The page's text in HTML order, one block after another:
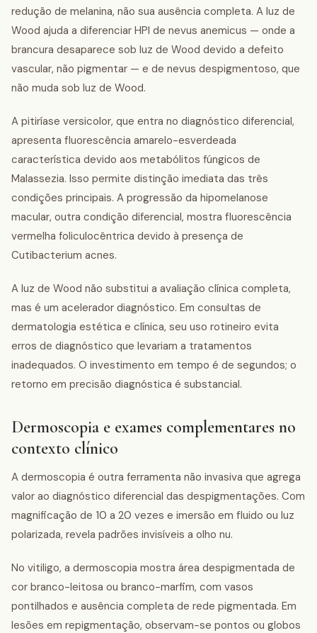
redução de melanina, não sua ausência completa. A luz de
Wood ajuda a diferenciar HPI de nevus anemicus — onde a
brancura desaparece sob luz de Wood devido a defeito
vascular, não pigmentar — e de nevus despigmentoso, que
não muda sob luz de Wood.
A pitiríase versicolor, que entra no diagnóstico diferencial,
apresenta fluorescência amarelo-esverdeada
característica devido aos metabólitos fúngicos de
Malassezia. Isso permite distinção imediata das três
condições principais. A progressão da hipomelanose
macular, outra condição diferencial, mostra fluorescência
vermelha foliculocêntrica devido à presença de
Cutibacterium acnes.
A luz de Wood não substitui a avaliação clínica completa,
mas é um acelerador diagnóstico. Em consultas de
dermatologia estética e clínica, seu uso rotineiro evita
erros de diagnóstico que levariam a tratamentos
inadequados. O investimento em tempo é de segundos; o
retorno em precisão diagnóstica é substancial.
Dermoscopia e exames complementares no
contexto clínico
A dermoscopia é outra ferramenta não invasiva que agrega
valor ao diagnóstico diferencial das despigmentações. Com
magnificação de 10 a 20 vezes e imersão em fluido ou luz
polarizada, revela padrões invisíveis a olho nu.
No vitiligo, a dermoscopia mostra área despigmentada de
cor branco-leitosa ou branco-marfim, com vasos
pontilhados e ausência completa de rede pigmentada. Em
lesões em repigmentação, observam-se pontos ou globos